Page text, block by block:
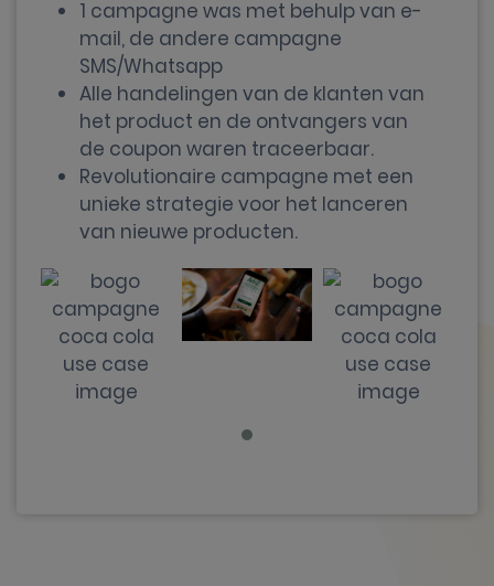
1 campagne was met behulp van e-
mail, de andere campagne
SMS/Whatsapp
Alle handelingen van de klanten van
het product en de ontvangers van
de coupon waren traceerbaar.
Revolutionaire campagne met een
unieke strategie voor het lanceren
van nieuwe producten.